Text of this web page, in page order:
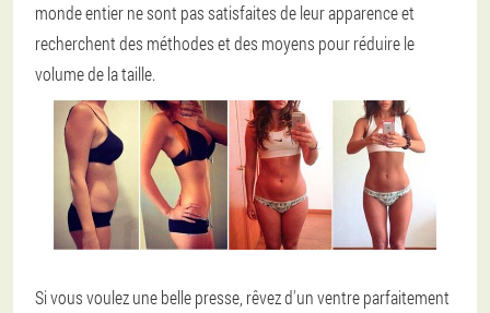
monde entier ne sont pas satisfaites de leur apparence et
recherchent des méthodes et des moyens pour réduire le
volume de la taille.
Si vous voulez une belle presse, rêvez d'un ventre parfaitement